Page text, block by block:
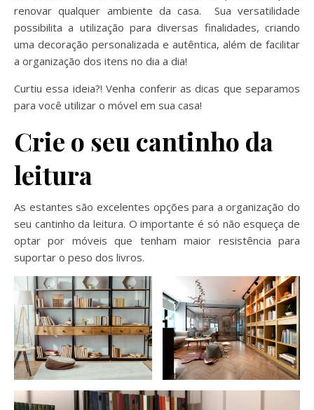
renovar qualquer ambiente da casa. Sua versatilidade
possibilita a utilização para diversas finalidades, criando
uma decoração personalizada e autêntica, além de facilitar
a organização dos itens no dia a dia!
Curtiu essa ideia?! Venha conferir as dicas que separamos
para você utilizar o móvel em sua casa!
Crie o seu cantinho da
leitura
As estantes são excelentes opções para a organização do
seu cantinho da leitura. O importante é só não esqueça de
optar por móveis que tenham maior resistência para
suportar o peso dos livros.